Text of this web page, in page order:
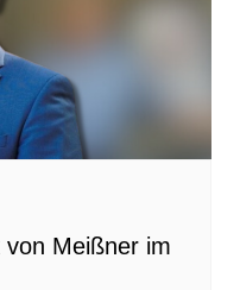
Meißner im